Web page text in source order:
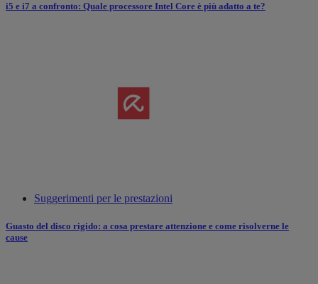
i5 e i7 a confronto: Quale processore Intel Core è più adatto a te?
Suggerimenti per le prestazioni
Guasto del disco rigido: a cosa prestare attenzione e come risolverne le
cause